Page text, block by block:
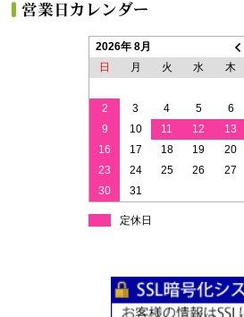
2026年 8月
日
月 火 水 木
2
3 4 5 6
9
10 11 12 13
16
17 18 19 20
23
24 25 26 27
30
31
定休日